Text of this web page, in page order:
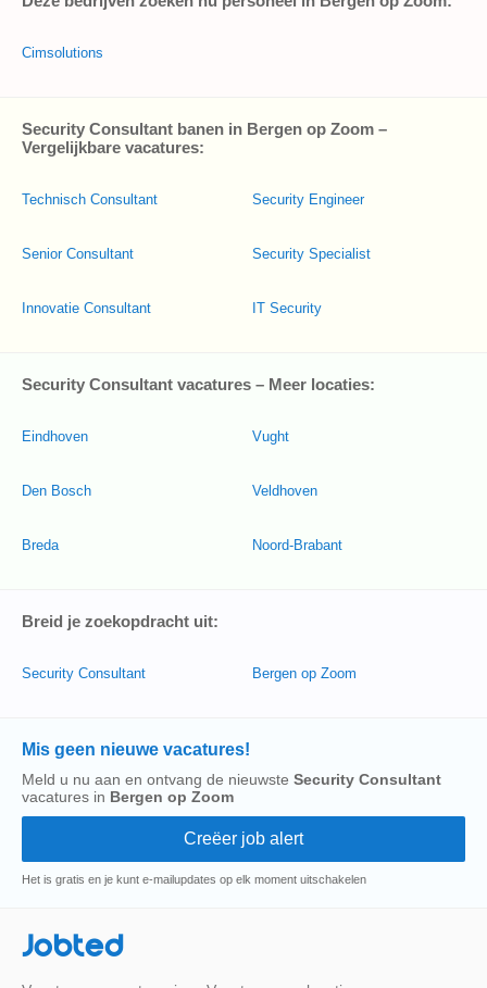
Cimsolutions
Security Consultant banen in Bergen op Zoom –
Vergelijkbare vacatures:
Technisch Consultant
Senior Consultant
Innovatie Consultant
Security Engineer
Security Specialist
IT Security
Security Consultant vacatures – Meer locaties:
Eindhoven
Den Bosch
Breda
Vught
Veldhoven
Noord-Brabant
Breid je zoekopdracht uit:
Security Consultant Bergen op Zoom
Mis geen nieuwe vacatures!
Meld u nu aan en ontvang de nieuwste Security Consultant
vacatures in Bergen op Zoom
Het is gratis en je kunt e-mailupdates op elk moment uitschakelen
Jobted